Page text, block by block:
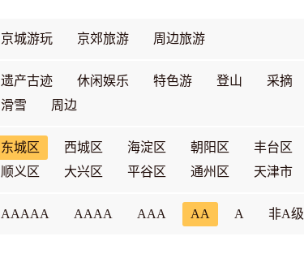
京城游玩 京郊旅游 周边旅游
遗产古迹 休闲娱乐 特色游 登山 采摘
滑雪
周边
东城区 西城区 海淀区 朝阳区 丰台区
顺义区
大兴区 平谷区 通州区 天津市
AAAAA AAAA AAA AA A 非A级